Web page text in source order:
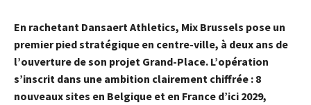
En rachetant Dansaert Athletics, Mix Brussels pose un
premier pied stratégique en centre-ville, à deux ans de
l’ouverture de son projet Grand-Place. L’opération
s’inscrit dans une ambition clairement chiffrée : 8
nouveaux sites en Belgique et en France d’ici 2029,